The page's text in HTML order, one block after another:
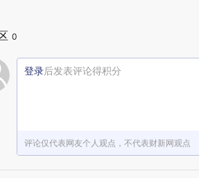
0
登录后发表评论得积分
评论仅代表网友个人观点，不代表财新网观点